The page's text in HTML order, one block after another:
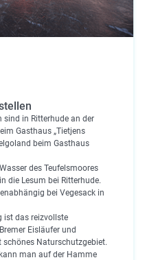
sind in Ritterhude an der
Gasthaus „Tietjens
beim Gasthaus
des Teufelsmoores
die Lesum bei Ritterhude.
bei Vegesack in
ist das reizvollste
Eisläufer und
Naturschutzgebiet.
man auf der Hamme